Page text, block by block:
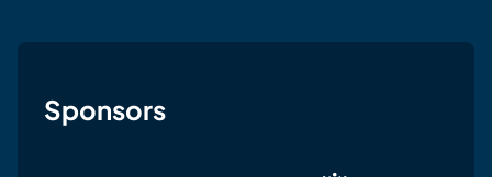
Sponsors